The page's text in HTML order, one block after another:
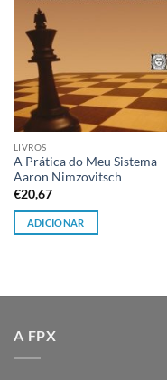
LIVROS
A Prática do Meu Sistema –
Aaron Nimzovitsch
€20,67
ADICIONAR
A FPX